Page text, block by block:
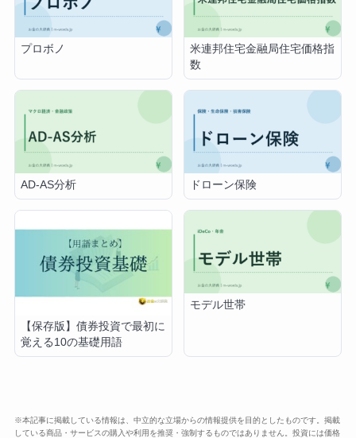
プロボノ
米連邦住宅金融局住宅価格指
数
AD-AS分析 ドローン保険
【保存版】債券投資で最初に
覚える10の基礎用語
モデル世帯
※本記事に掲載している情報は、中立的な立場からの情報提供を目的としたものです。掲載
している商品・サービスの購入や利用を推奨・強制するものではありません。投資には価格